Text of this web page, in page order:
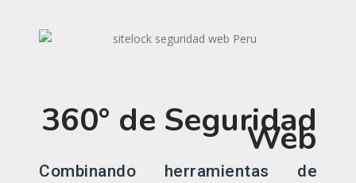
360° de Seguridad
Web
Combinando herramientas de